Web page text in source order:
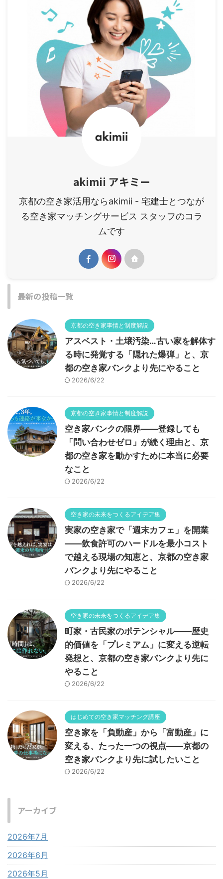
akimii アキミー
京都の空き家活用ならakimii - 宅建士とつなが
る空き家マッチングサービス スタッフのコラ
ムです
最新の投稿一覧
京都の空き家事情と制度解説
アスベスト・土壌汚染…古い家を解体す
る時に発覚する「隠れた爆弾」と、京
都の空き家バンクより先にやること
2026/6/22
京都の空き家事情と制度解説
空き家バンクの限界——登録しても
「問い合わせゼロ」が続く理由と、京
都の空き家を動かすために本当に必要
なこと
2026/6/22
空き家の未来をつくるアイデア集
実家の空き家で「週末カフェ」を開業
——飲食許可のハードルを最小コスト
で越える現場の知恵と、京都の空き家
バンクより先にやること
2026/6/22
空き家の未来をつくるアイデア集
町家・古民家のポテンシャル——歴史
的価値を「プレミアム」に変える逆転
発想と、京都の空き家バンクより先に
やること
2026/6/22
はじめての空き家マッチング講座
空き家を「負動産」から「富動産」に
変える、たった一つの視点——京都の
空き家バンクより先に試したいこと
2026/6/22
アーカイブ
2026年7月
2026年6月
2026年5月